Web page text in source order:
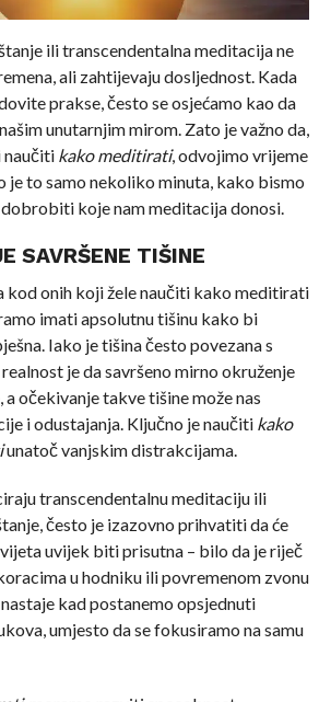
ili transcendentalna meditacija ne
ali zahtijevaju dosljednost. Kada
prakse, često se osjećamo kao da
unutarnjim mirom. Zato je važno da,
naučiti kako meditirati, odvojimo vrijeme
je to samo nekoliko minuta, kako bismo
koje nam meditacija donosi.
SAVRŠENE TIŠINE
kod onih koji žele naučiti kako meditirati
imati apsolutnu tišinu kako bi
Iako je tišina često povezana s
je da savršeno mirno okruženje
a očekivanje takve tišine može nas
i odustajanja. Ključno je naučiti kako
unatoč vanjskim distrakcijama.
transcendentalnu meditaciju ili
često je izazovno prihvatiti da će
uvijek biti prisutna – bilo da je riječ
u hodniku ili povremenom zvonu
kad postanemo opsjednuti
umjesto da se fokusiramo na samu